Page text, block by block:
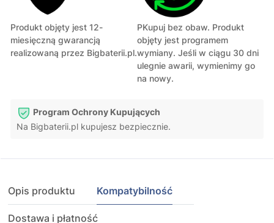
Produkt objęty jest 12-
miesięczną gwarancją
realizowaną przez Bigbaterii.pl.
PKupuj bez obaw. Produkt
objęty jest programem
wymiany. Jeśli w ciągu 30 dni
ulegnie awarii, wymienimy go
na nowy.
Program Ochrony Kupujących
Na Bigbaterii.pl kupujesz bezpiecznie.
Opis produktu Kompatybilność
Dostawa i płatność